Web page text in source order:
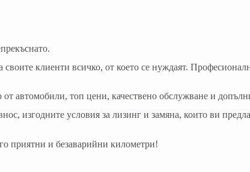
клиенти всичко, от което се нуждаят.
автомобили, топ цени, качествено обслужване и
изгодните условия за лизинг и замяна, които ви
и безаварийни километри!